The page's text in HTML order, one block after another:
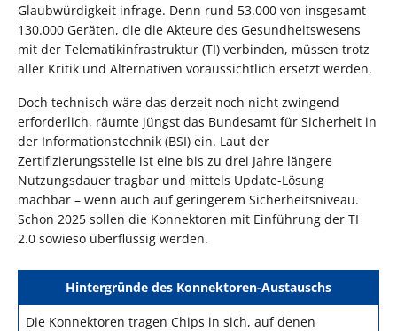
Glaubwürdigkeit infrage. Denn rund 53.000 von insgesamt
130.000 Geräten, die die Akteure des Gesundheitswesens
mit der Telematikinfrastruktur (TI) verbinden, müssen trotz
aller Kritik und Alternativen voraussichtlich ersetzt werden.
Doch technisch wäre das derzeit noch nicht zwingend
erforderlich, räumte jüngst das Bundesamt für Sicherheit in
der Informationstechnik (BSI) ein. Laut der
Zertifizierungsstelle ist eine bis zu drei Jahre längere
Nutzungsdauer tragbar und mittels Update-Lösung
machbar – wenn auch auf geringerem Sicherheitsniveau.
Schon 2025 sollen die Konnektoren mit Einführung der TI
2.0 sowieso überflüssig werden.
Hintergründe des Konnektoren-Austauschs
Die Konnektoren tragen Chips in sich, auf denen